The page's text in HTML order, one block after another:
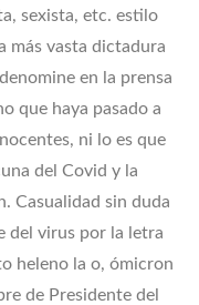
sexista, etc. estilo
más vasta dictadura
en la prensa
que haya pasado a
ni lo es que
del Covid y la
Casualidad sin duda
del virus por la letra
heleno la o, ómicron
de Presidente del